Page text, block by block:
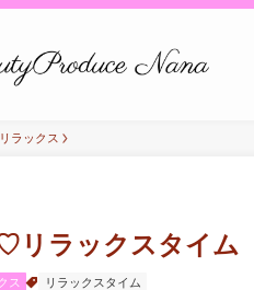
リラックス
リラックスタイム
ス リラックスタイム